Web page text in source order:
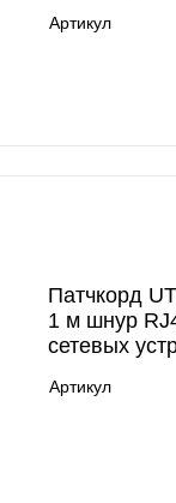
Артикул
Патчкорд
1 м шнур
сетевых
Артикул